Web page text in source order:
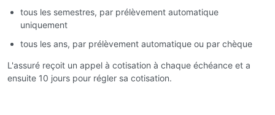
tous les semestres, par prélèvement automatique
uniquement
tous les ans, par prélèvement automatique ou par chèque
L'assuré reçoit un appel à cotisation à chaque échéance et a
ensuite 10 jours pour régler sa cotisation.